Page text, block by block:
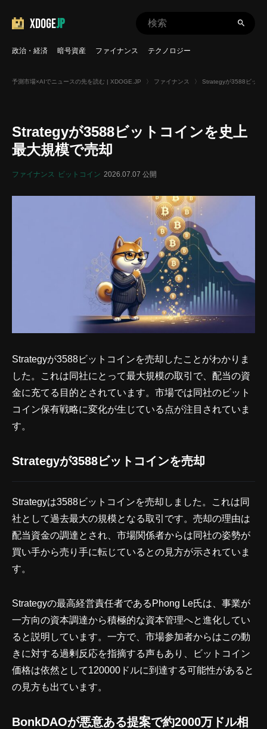
XDOGEJP
政治・経済 暗号資産 ファイナンス テクノロジー
予測市場×AIでニュースの先を読む | XDOGE.JP 〉 ファイナンス 〉 Strategyが3588ビット
Strategyが3588ビットコインを史上
最大規模で売却
ファイナンス ビットコイン 2026.07.07 公開
Strategyが3588ビットコインを売却したことがわかりま
した。これは同社にとって最大規模の取引で、配当の資
金に充てる目的とされています。市場では同社のビット
コイン保有戦略に変化が生じている点が注目されていま
す。
Strategyが3588ビットコインを売却
Strategyは3588ビットコインを売却しました。これは同
社として過去最大の規模となる取引です。売却の理由は
配当資金の調達とされ、市場関係者からは同社の姿勢が
買い手から売り手に転じているとの見方が示されていま
す。
Strategyの最高経営責任者であるPhong Le氏は、事業が
一方向の資本調達から積極的な資本管理へと進化してい
ると説明しています。一方で、市場参加者からはこの動
きに対する過剰反応を指摘する声もあり、ビットコイン
価格は依然として120000ドルに到達する可能性があると
の見方も出ています。
BonkDAOが悪意ある提案で約2000万ドル相